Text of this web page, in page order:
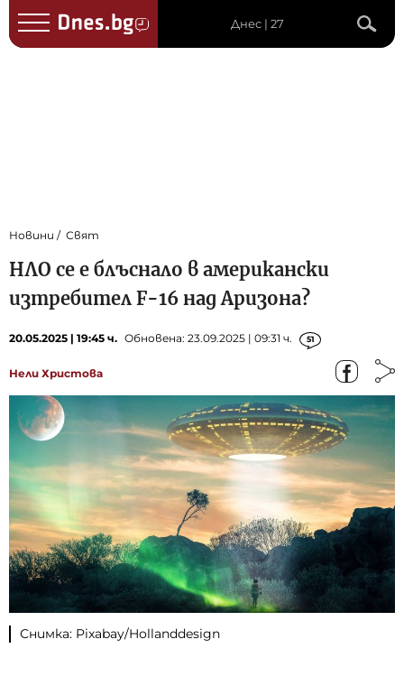
Днес | 27
Новини Свят
НЛО се е блъснало в американски
изтребител F-16 над Аризона?
20.05.2025 | 19:45 ч. Обновена: 23.09.2025 | 09:31 ч. 51
Нели Христова
Снимка: Pixabay/Hollanddesign